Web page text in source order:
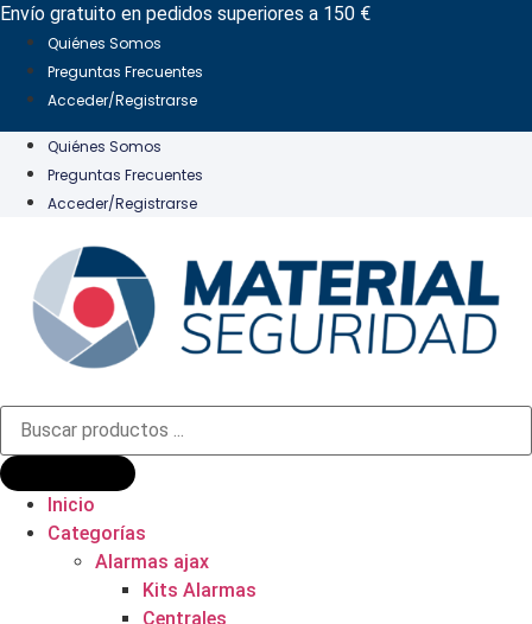
Ir
contenido
Envío gratuito en pedidos superiores a 150 €
Quiénes Somos
Preguntas Frecuentes
Acceder/Registrarse
Quiénes Somos
Preguntas Frecuentes
Acceder/Registrarse
Búsqueda
productos
Inicio
Categorías
Alarmas ajax
Kits Alarmas
Centrales